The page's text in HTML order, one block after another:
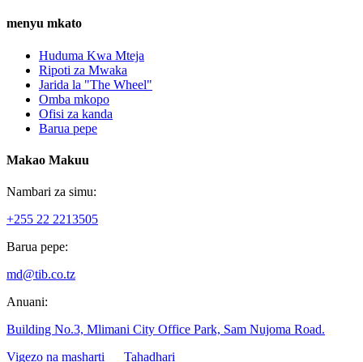
menyu mkato
Huduma Kwa Mteja
Ripoti za Mwaka
Jarida la "The Wheel"
Omba mkopo
Ofisi za kanda
Barua pepe
Makao Makuu
Nambari za simu:
+255 22 2213505
Barua pepe:
md@tib.co.tz
Anuani:
Building No.3, Mlimani City Office Park, Sam Nujoma Road.
Vigezo na masharti
Tahadhari